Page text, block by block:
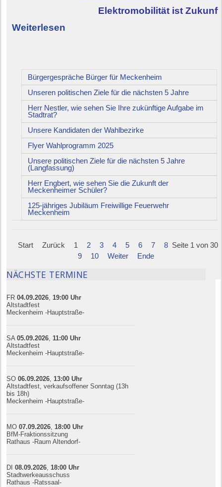
Elektromobilität ist
Weiterlesen
Bürgergespräche Bürger für Meckenheim
Unseren politischen Ziele für die nächsten 5 Jahre
Herr Nestler, wie sehen Sie Ihre zukünftige Aufgabe im
Stadtrat?
Unsere Kandidaten der Wahlbezirke
Flyer Wahlprogramm 2025
Unsere politischen Ziele für die nächsten 5 Jahre
(Langfassung)
Herr Engbert, wie sehen Sie die Zukunft der
Meckenheimer Schüler?
125-jähriges Jubiläum Freiwillige Feuerwehr
Meckenheim
Seite 1 von 30
Start Zurück 1 2 3 4 5 6 7
8
9
10 Weiter Ende
NÄCHSTE TERMINE
FR04.09.2026,19:00 Uhr
Altstadtfest
Meckenheim -Hauptstraße-
SA05.09.2026,11:00 Uhr
Altstadtfest
Meckenheim -Hauptstraße-
SO06.09.2026,13:00 Uhr
Altstadtfest, verkaufsoffener Sonntag (13h
bis 18h)
Meckenheim -Hauptstraße-
MO07.09.2026,18:00 Uhr
BfM-Fraktionssitzung
Rathaus -Raum Altendorf-
DI08.09.2026,18:00 Uhr
Stadtwerkeausschuss
Rathaus -Ratssaal-